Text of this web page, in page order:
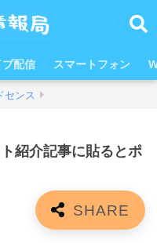
ブ配信 スマートフォン
センス
紹介記事に貼るとポ